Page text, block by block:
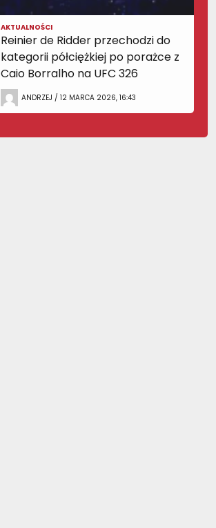
AKTUALNOŚCI
Reinier de Ridder przechodzi do
kategorii półciężkiej po porażce z
Caio Borralho na UFC 326
ANDRZEJ / 12 MARCA 2026, 16:43